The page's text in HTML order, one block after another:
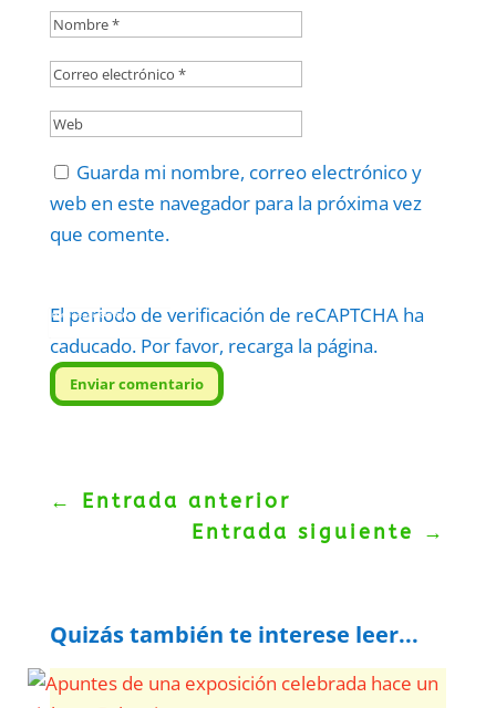
Guarda mi nombre, correo electrónico y
web en este navegador para la próxima vez
que comente.
El periodo de verificación de reCAPTCHA ha
caducado. Por favor, recarga la página.
Enviar comentario
Protegidos porreCAPTCHA
Politica–
← Entrada anterior
Entrada siguiente
→
Quizás también te interese leer...